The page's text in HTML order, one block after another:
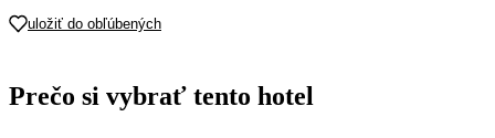
uložiť do obľúbených
Prečo si vybrať tento hotel